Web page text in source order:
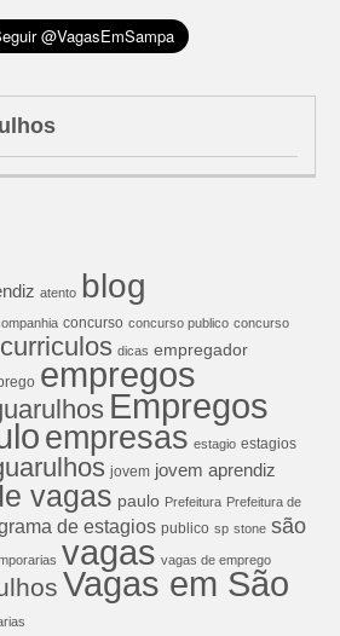
atento blog
concurso concurso publico concurso
curriculos dicas empregador
empregos
Empregos
empresas estagio estagios
jovem jovem aprendiz
vagas paulo Prefeitura Prefeitura de
de estagios publico sp stone são
vagas vagas de emprego
Vagas em São